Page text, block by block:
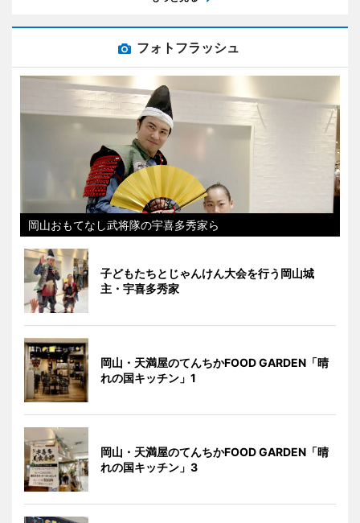
フォトフラッシュ
岡山おもてなし武将隊の宇喜多秀家ら
子どもたちとじゃんけん大会を行う岡山城
主・宇喜多秀家
岡山・天満屋のてんちかFOOD GARDEN「晴
れの国キッチン」1
岡山・天満屋のてんちかFOOD GARDEN「晴
れの国キッチン」3